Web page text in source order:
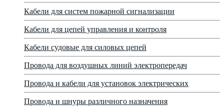
Кабели для систем пожарной сигнализации
Кабели для цепей управления и контроля
Кабели судовые для силовых цепей
Провода для воздушных линий электропередач
Провода и кабели для установок электрических
Провода и шнуры различного назначения